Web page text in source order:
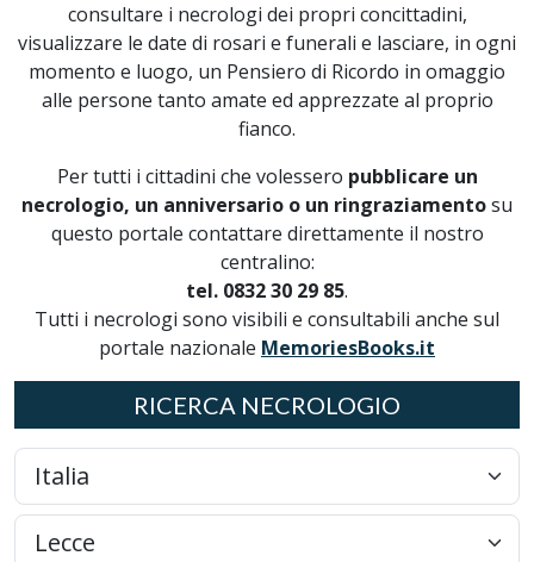
consultare i necrologi dei propri concittadini,
visualizzare le date di rosari e funerali e lasciare, in ogni
momento e luogo, un Pensiero di Ricordo in omaggio
alle persone tanto amate ed apprezzate al proprio
fianco.
Per tutti i cittadini che volessero pubblicare un
necrologio, un anniversario o un ringraziamentosu
questo portale contattare direttamente il nostro
centralino:
tel. 0832 30 29 85.
Tutti i necrologi sono visibili e consultabili anche sul
portale nazionale MemoriesBooks.it
RICERCA NECROLOGIO